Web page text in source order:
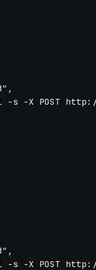
,
-s -X POST
,
-s -X POST